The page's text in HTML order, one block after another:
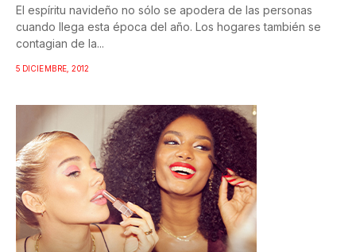
El espíritu navideño no sólo se apodera de las personas
cuando llega esta época del año. Los hogares también se
contagian de la...
5 DICIEMBRE, 2012